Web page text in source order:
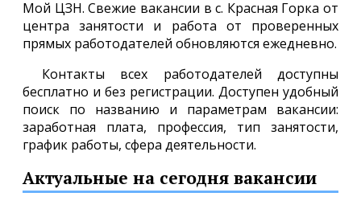
Мой ЦЗН. Свежие вакансии в с. Красная Горка от
центра занятости и работа от проверенных
прямых работодателей обновляются ежедневно.
Контакты всех работодателей доступны
бесплатно и без регистрации. Доступен удобный
поиск по названию и параметрам вакансии:
заработная плата, профессия, тип занятости,
график работы, сфера деятельности.
Актуальные на сегодня вакансии